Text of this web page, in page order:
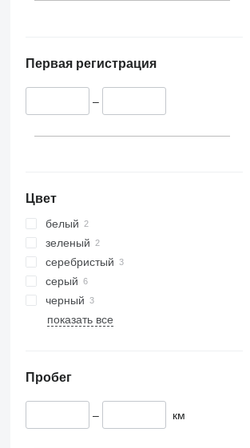
Первая регистрация
–
Цвет
белый
зеленый
серебристый
серый
черный
показать все
Пробег
– км